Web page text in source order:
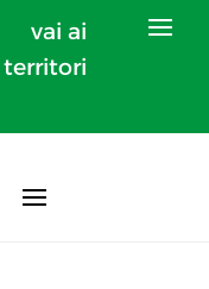
vai ai
territori